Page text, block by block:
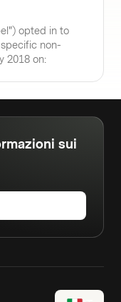
opted in to
non-
2018 on:
sui